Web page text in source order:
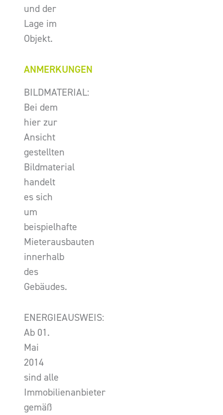
und der
Lage im
Objekt.
ANMERKUNGEN
BILDMATERIAL:
Bei dem
hier zur
Ansicht
gestellten
Bildmaterial
handelt
es sich
um
beispielhafte
Mieterausbauten
innerhalb
des
Gebäudes.
ENERGIEAUSWEIS:
Ab 01.
Mai
2014
sind alle
Immobilienanbieter
gemäß